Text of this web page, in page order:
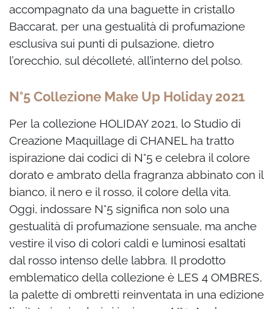
accompagnato da una baguette in cristallo
Baccarat, per una gestualità di profumazione
esclusiva sui punti di pulsazione, dietro
l’orecchio, sul décolleté, all’interno del polso.
N°5 Collezione Make Up Holiday 2021
Per la collezione HOLIDAY 2021, lo Studio di
Creazione Maquillage di CHANEL ha tratto
ispirazione dai codici di N°5 e celebra il colore
dorato e ambrato della fragranza abbinato con il
bianco, il nero e il rosso, il colore della vita.
Oggi, indossare N°5 significa non solo una
gestualità di profumazione sensuale, ma anche
vestire il viso di colori caldi e luminosi esaltati
dal rosso intenso delle labbra. Il prodotto
emblematico della collezione è LES 4 OMBRES,
la palette di ombretti reinventata in una edizione